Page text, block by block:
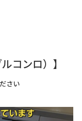
コンロ）】
さい